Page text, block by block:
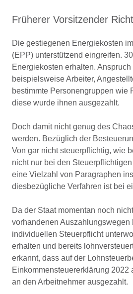
Früherer Vorsitzender
Die gestiegenen Energiekosten
(EPP) unterstützend eingreifen.
Energiekosten erhalten.
beispielsweise Arbeiter,
bestimmte Personengruppen wie
diese wurde ihnen ausgezahlt.
Doch damit nicht genug des
werden. Bezüglich der
Von gar nicht steuerpflichtig, wie
nicht nur bei den
eine Vielzahl von Paragraphen
diesbezügliche Verfahren ist bei
Da der Staat momentan noch
vorhandenen
individuellen Steuerpflicht
erhalten und bereits
erkannt, dass auf der
Einkommensteuererklärung
an den Arbeitnehmer ausgezahlt.